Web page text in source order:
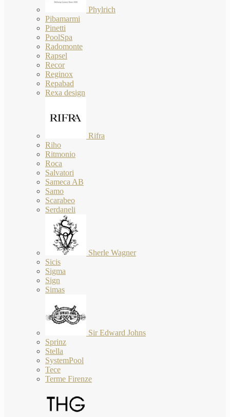
Phylrich
Pibamarmi
Pinetti
PoolSpa
Radomonte
Rapsel
Recor
Reginox
Repabad
Rexa design
Rifra
Riho
Ritmonio
Roca
Salvatori
Sameca AB
Samo
Scarabeo
Serdaneli
Sherle Wagner
Sicis
Sigma
Sign
Simas
Sir Edward Johns
Sprinz
Stella
SystemPool
Tece
Terme Firenze